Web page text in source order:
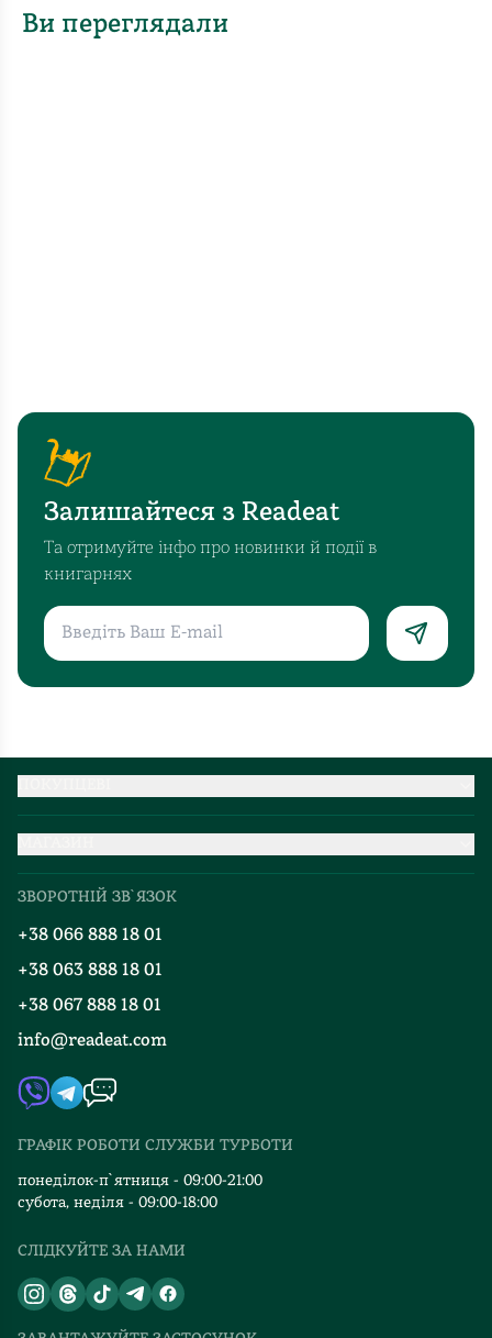
Ви переглядали
Залишайтеся з Readeat
Та отримуйте інфо про новинки й події в
книгарнях
Добірки
Блог
Події
Книгарні
Контакти
Автори
Видавництва
Відгуки та оцінка RDT
ЗВОРОТНІЙ ЗВ`ЯЗОК
+38 066 888 18 01
+38 063 888 18 01
+38 067 888 18 01
info@readeat.com
ГРАФІК РОБОТИ СЛУЖБИ ТУРБОТИ
понеділок-п`ятниця - 09:00-21:00
субота, неділя - 09:00-18:00
СЛІДКУЙТЕ ЗА НАМИ